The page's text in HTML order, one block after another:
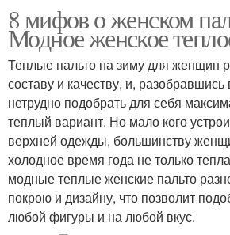
8 мифов о женском
Модное женское
Теплые пальто на зиму для женщин
составу и качеству, и,
нетрудно подобрать для себя
теплый вариант. Но мало кого
верхней одежды, большинству
холодное время года не только
модные теплые женские пальто
покрою и дизайну, что позволит
любой фигуры и на любой вкус.